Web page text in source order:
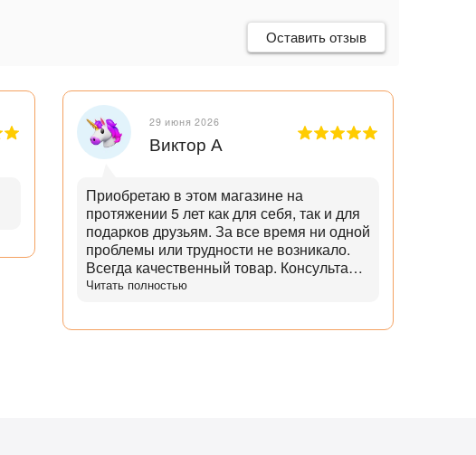
Оставить отзыв
29 июня 2026
Виктор А
Приобретаю в этом магазине на
протяжении 5 лет как для себя, так и для
подарков друзьям. За все время ни одной
проблемы или трудности не возникало.
Всегда качественный товар. Консультант
помогает с выбором и советами. Советы
Читать полностью